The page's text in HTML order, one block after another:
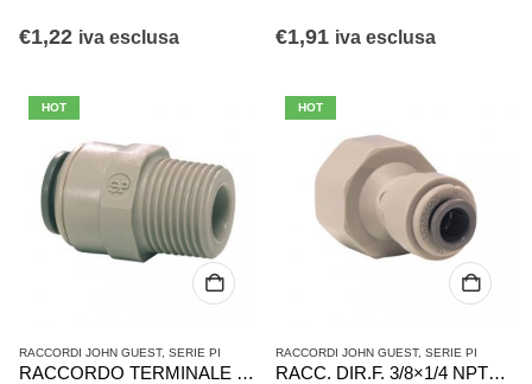
€1,22 iva esclusa €1,91 iva esclusa
HOT
RACCORDI JOHN GUEST, SERIE PI
RACCORDO TERMINALE DIRITTO BSP 3/8-3/8 PI011203S
HOT
RACCORDI JOHN GUEST, SERIE PI
RACC. DIR.F. 3/8×1/4 NPTF JG-PI451222S